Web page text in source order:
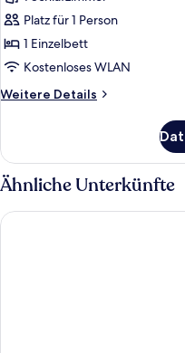
Platz für 1 Person
1 Einzelbett
Kostenloses WLAN
Weitere Details
Weitere
Ähnliche Unterkünfte
Hotel Pazeider Bio